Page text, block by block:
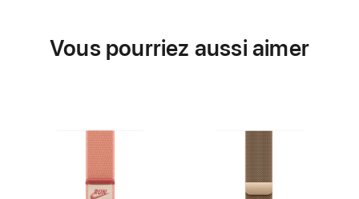
Vous pourriez aussi aimer